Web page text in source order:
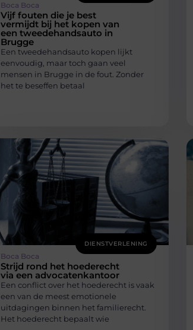
Boca Boca
Vijf fouten die je best
vermijdt bij het kopen van
een tweedehandsauto in
Brugge
Een tweedehandsauto kopen lijkt
eenvoudig, maar toch gaan veel
mensen in Brugge in de fout. Zonder
het te beseffen betaal
DIENSTVERLENING
Boca Boca
Strijd rond het hoederecht
via een advocatenkantoor
Een conflict over het hoederecht is vaak
een van de meest emotionele
uitdagingen binnen het familierecht.
Het hoederecht bepaalt wie